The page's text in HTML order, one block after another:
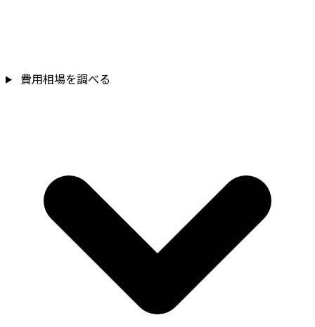
費用相場を調べる